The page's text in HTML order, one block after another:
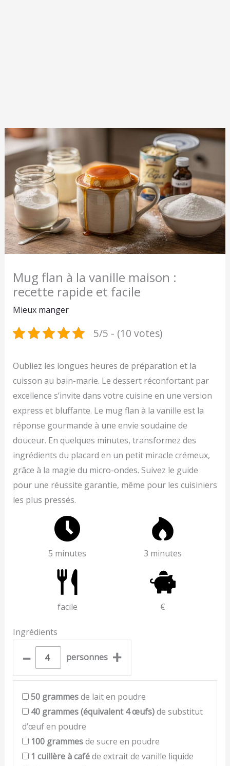
Mug flan à la vanille maison :
recette rapide et facile
Mieux manger
5/5 - (10 votes)
Oubliez les longues heures de préparation et la
cuisson au bain-marie. Le dessert réconfortant par
excellence s’invite dans votre cuisine en une version
express et bluffante. Le mug flan à la vanille est la
réponse gourmande à une envie soudaine de
douceur. En quelques minutes, transformez des
ingrédients du placard en un petit miracle crémeux,
grâce à la magie du micro-ondes. Suivez le guide
pour une réussite garantie, même pour les cuisiniers
les plus pressés.
5 minutes 3 minutes
facile €
Ingrédients
– personnes +
50 grammesde lait en poudre
40 grammes (équivalent 4 œufs)de substitut
d’œuf en poudre
100 grammesde sucre en poudre
1 cuillère à caféde extrait de vanille liquide